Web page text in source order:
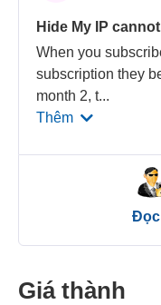
Hide My IP
When you
subscription they
month 2, t...
Thêm
Đọc
Giá thành